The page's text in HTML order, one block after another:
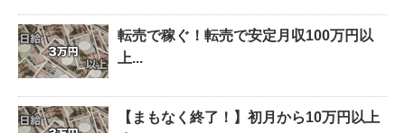
転売で稼ぐ！転売で安定月収100万円以
上...
【まもなく終了！】初月から10万円以上